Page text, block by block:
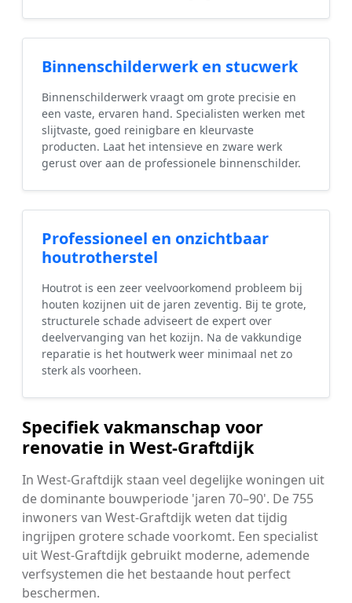
Binnenschilderwerk en stucwerk
Binnenschilderwerk vraagt om grote precisie en
een vaste, ervaren hand. Specialisten werken met
slijtvaste, goed reinigbare en kleurvaste
producten. Laat het intensieve en zware werk
gerust over aan de professionele binnenschilder.
Professioneel en onzichtbaar
houtrotherstel
Houtrot is een zeer veelvoorkomend probleem bij
houten kozijnen uit de jaren zeventig. Bij te grote,
structurele schade adviseert de expert over
deelvervanging van het kozijn. Na de vakkundige
reparatie is het houtwerk weer minimaal net zo
sterk als voorheen.
Specifiek vakmanschap voor
renovatie in West-Graftdijk
In West-Graftdijk staan veel degelijke woningen uit
de dominante bouwperiode 'jaren 70–90'. De 755
inwoners van West-Graftdijk weten dat tijdig
ingrijpen grotere schade voorkomt. Een specialist
uit West-Graftdijk gebruikt moderne, ademende
verfsystemen die het bestaande hout perfect
beschermen.